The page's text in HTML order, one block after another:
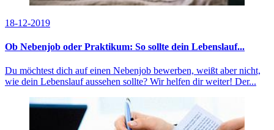
18-12-2019
Ob Nebenjob oder Praktikum: So sollte dein Lebenslauf...
Du möchtest dich auf einen Nebenjob bewerben, weißt aber nicht,
wie dein Lebenslauf aussehen sollte? Wir helfen dir weiter! Der...